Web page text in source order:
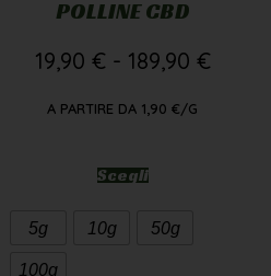
POLLINE CBD
19,90 € - 189,90 €
A PARTIRE DA 1,90 €/G
Scegli
5g 10g 50g
100g